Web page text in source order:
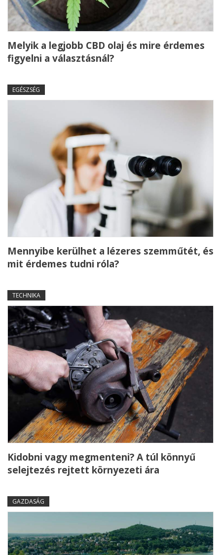
Melyik a legjobb CBD olaj és mire érdemes
figyelni a választásnál?
EGÉSZSÉG
Mennyibe kerülhet a lézeres szemműtét, és
mit érdemes tudni róla?
TECHNIKA
Kidobni vagy megmenteni? A túl könnyű
selejtezés rejtett környezeti ára
GAZDASÁG